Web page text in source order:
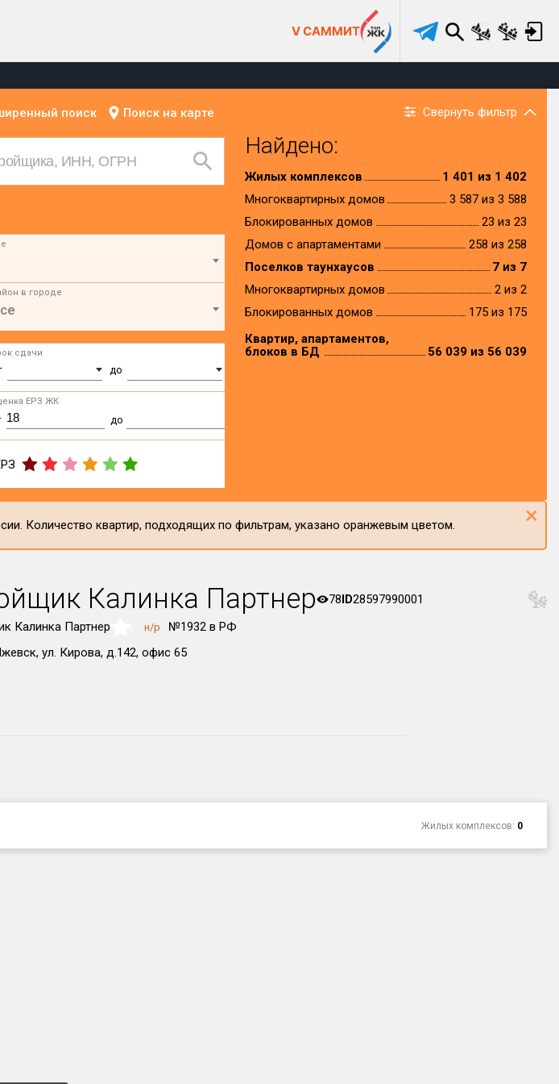
V САММИТ
поиск Поиск на карте Свернуть фильтр
в городе
сдачи
до
ЕРЗ ЖК
до
Найдено:
Жилых комплексов
1 401 из 1 402
Многоквартирных домов
3 587 из 3 588
Блокированных домов
23 из 23
Домов с апартаментами
258 из 258
Поселков таунхаусов
7 из 7
Многоквартирных домов
2 из 2
Блокированных домов
175 из 175
Квартир, апартаментов,
блоков в БД
56 039 из 56 039
Количество квартир, подходящих по фильтрам, указано оранжевым цветом. ×
Калинка Партнер 78ID28597990001
Калинка Партнер н/р
№1932 в РФ
ул. Кирова, д.142, офис 65
Жилых комплексов: 0